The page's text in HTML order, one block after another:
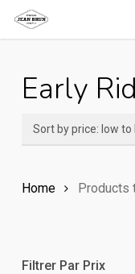
Skip
to
contentEarly
Home Products
Filtrer Par Prix